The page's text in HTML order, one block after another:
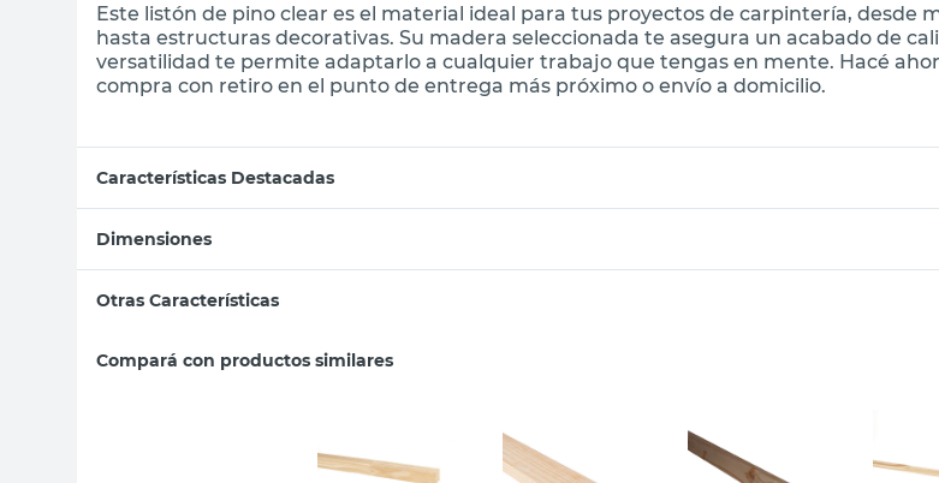
Este listón de pino clear es el material ideal para tus proyectos de carpintería, desde
hasta estructuras decorativas. Su madera seleccionada te asegura un acabado de
versatilidad te permite adaptarlo a cualquier trabajo que tengas en mente. Hacé
compra con retiro en el punto de entrega más próximo o envío a domicilio.
Características Destacadas
Dimensiones
Otras Características
Compará con productos similares